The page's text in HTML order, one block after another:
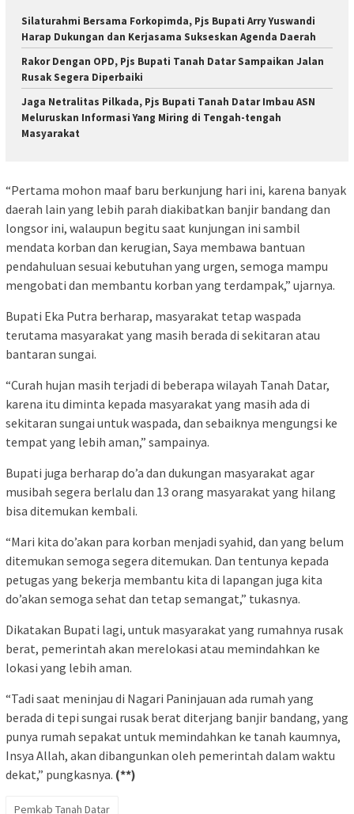
Silaturahmi Bersama Forkopimda, Pjs Bupati Arry Yuswandi
Harap Dukungan dan Kerjasama Sukseskan Agenda Daerah
Rakor Dengan OPD, Pjs Bupati Tanah Datar Sampaikan Jalan
Rusak Segera Diperbaiki
Jaga Netralitas Pilkada, Pjs Bupati Tanah Datar Imbau ASN
Meluruskan Informasi Yang Miring di Tengah-tengah
Masyarakat
“Pertama mohon maaf baru berkunjung hari ini, karena banyak
daerah lain yang lebih parah diakibatkan banjir bandang dan
longsor ini, walaupun begitu saat kunjungan ini sambil
mendata korban dan kerugian, Saya membawa bantuan
pendahuluan sesuai kebutuhan yang urgen, semoga mampu
mengobati dan membantu korban yang terdampak,” ujarnya.
Bupati Eka Putra berharap, masyarakat tetap waspada
terutama masyarakat yang masih berada di sekitaran atau
bantaran sungai.
“Curah hujan masih terjadi di beberapa wilayah Tanah Datar,
karena itu diminta kepada masyarakat yang masih ada di
sekitaran sungai untuk waspada, dan sebaiknya mengungsi ke
tempat yang lebih aman,” sampainya.
Bupati juga berharap do’a dan dukungan masyarakat agar
musibah segera berlalu dan 13 orang masyarakat yang hilang
bisa ditemukan kembali.
“Mari kita do’akan para korban menjadi syahid, dan yang belum
ditemukan semoga segera ditemukan. Dan tentunya kepada
petugas yang bekerja membantu kita di lapangan juga kita
do’akan semoga sehat dan tetap semangat,” tukasnya.
Dikatakan Bupati lagi, untuk masyarakat yang rumahnya rusak
berat, pemerintah akan merelokasi atau memindahkan ke
lokasi yang lebih aman.
“Tadi saat meninjau di Nagari Paninjauan ada rumah yang
berada di tepi sungai rusak berat diterjang banjir bandang, yang
punya rumah sepakat untuk memindahkan ke tanah kaumnya,
Insya Allah, akan dibangunkan oleh pemerintah dalam waktu
dekat,” pungkasnya. (**)
Pemkab Tanah Datar